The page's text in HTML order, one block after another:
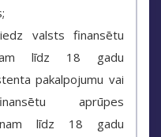
valsts finansētu
līdz 18 gadu
pakalpojumu vai
aprūpes
līdz 18 gadu